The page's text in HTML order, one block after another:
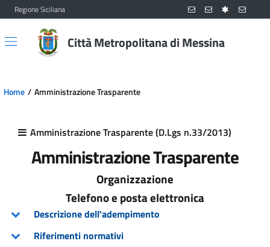
Vai al contenuto principale
Vai al menu principale
Regione Siciliana
Città Metropolitana di Messina
Home Amministrazione Trasparente
Amministrazione Trasparente (D.Lgs n.33/2013)
Amministrazione Trasparente
Organizzazione
Telefono e posta elettronica
Descrizione dell'adempimento
Riferimenti normativi